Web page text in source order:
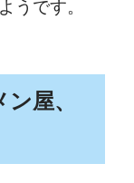
うです。
屋、